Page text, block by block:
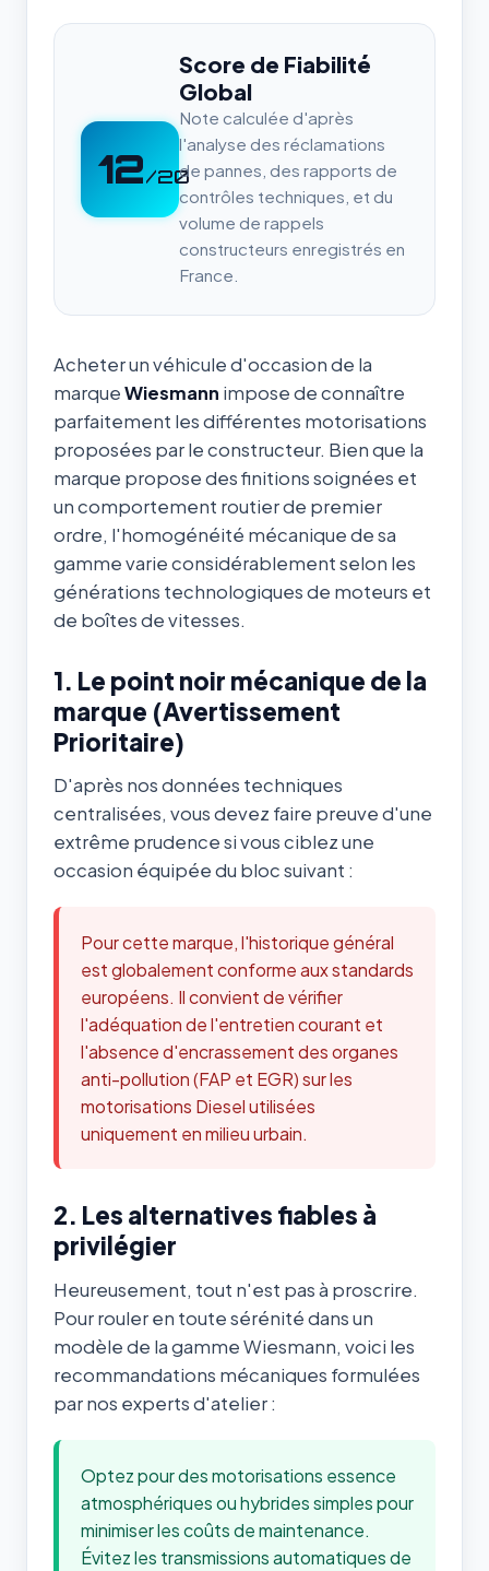
12/20
Score de Fiabilité
Global
Note calculée d'après
l'analyse des réclamations
de pannes, des rapports de
contrôles techniques, et du
volume de rappels
constructeurs enregistrés en
France.
Acheter un véhicule d'occasion de la
marqueWiesmann impose de connaître
parfaitement les différentes motorisations
proposées par le constructeur. Bien que la
marque propose des finitions soignées et
un comportement routier de premier
ordre, l'homogénéité mécanique de sa
gamme varie considérablement selon les
générations technologiques de moteurs et
de boîtes de vitesses.
1. Le point noir mécanique de la
marque (Avertissement
Prioritaire)
D'après nos données techniques
centralisées, vous devez faire preuve d'une
extrême prudence si vous ciblez une
occasion équipée du bloc suivant :
Pour cette marque, l'historique général
est globalement conforme aux standards
européens. Il convient de vérifier
l'adéquation de l'entretien courant et
l'absence d'encrassement des organes
anti-pollution (FAP et EGR) sur les
motorisations Diesel utilisées
uniquement en milieu urbain.
2. Les alternatives fiables à
privilégier
Heureusement, tout n'est pas à proscrire.
Pour rouler en toute sérénité dans un
modèle de la gamme Wiesmann, voici les
recommandations mécaniques formulées
par nos experts d'atelier :
Optez pour des motorisations essence
atmosphériques ou hybrides simples pour
minimiser les coûts de maintenance.
Évitez les transmissions automatiques de